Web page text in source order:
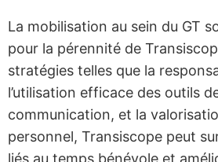
La mobilisation au sein du GT
pour la pérennité de
stratégies telles que la
l’utilisation efficace des outils
communication, et la
personnel, Transiscope peut
liés au temps bénévole et